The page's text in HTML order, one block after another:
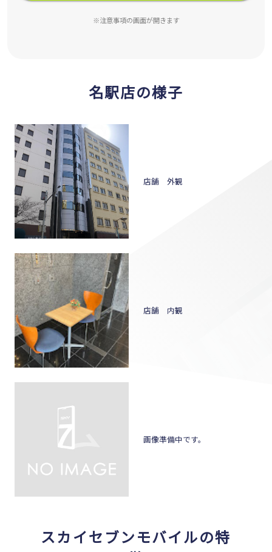
※注意事項の画面が開きます
名駅店の様子
店舗 外観
店舗 内観
画像準備中です。
スカイセブンモバイルの特